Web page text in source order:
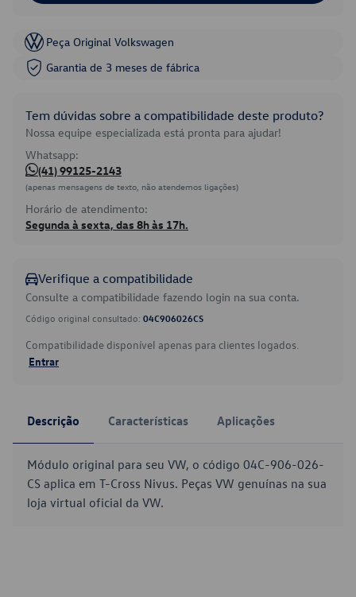
Peça Original Volkswagen
Garantia de 3 meses de fábrica
Tem dúvidas sobre a compatibilidade deste produto?
Nossa equipe especializada está pronta para ajudar!
Whatsapp:
(41) 99125-2143
(apenas mensagens de texto, não atendemos ligações)
Horário de atendimento:
Segunda à sexta, das 8h às 17h.
Verifique a compatibilidade
Consulte a compatibilidade fazendo login na sua conta.
Código original consultado: 04C906026CS
Compatibilidade disponível apenas para clientes logados.
Entrar
Descrição Características Aplicações
Módulo original para seu VW, o código 04C-906-026-
CS aplica em T-Cross Nivus. Peças VW genuínas na sua
loja virtual oficial da VW.